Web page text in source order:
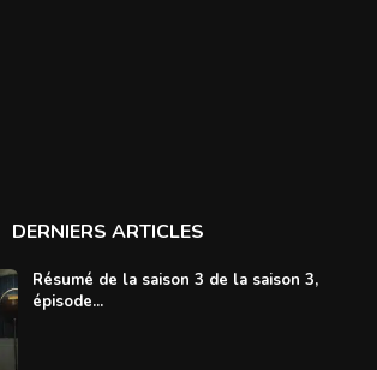
DERNIERS ARTICLES
Résumé de la saison 3 de la saison 3,
épisode...